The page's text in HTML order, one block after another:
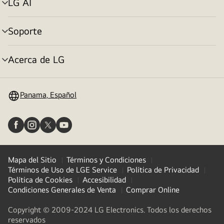
Alternar
menú
Soporte
Alternar
menú
Acerca de LG
Alternar
Panama, Español
Mapa del Sitio
Términos y Condiciones
Términos de Uso de LGE Service
Política de Privacidad
Política de Cookies
Accesibilidad
Condiciones Generales de Venta
Comprar Online
Copyright © 2009-2024 LG Electronics. Todos los derechos
reservados